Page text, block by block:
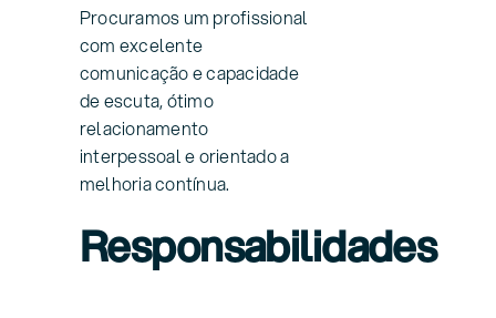
Casos de Sucesso
A Precifica
Conteúdo
Procuramos um profissional
com excelente
comunicação e capacidade
de escuta, ótimo
relacionamento
interpessoal e orientado a
melhoria contínua.
Responsabilidades